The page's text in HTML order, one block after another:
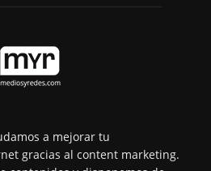
a mejorar tu
gracias al content marketing.